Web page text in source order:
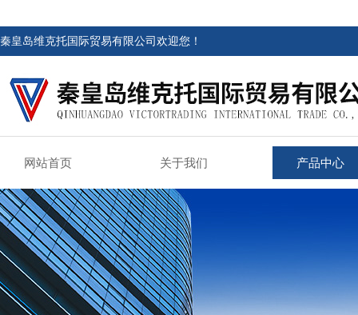
秦皇岛维克托国际贸易有限公司欢迎您！
网站首页 关于我们 产品中心